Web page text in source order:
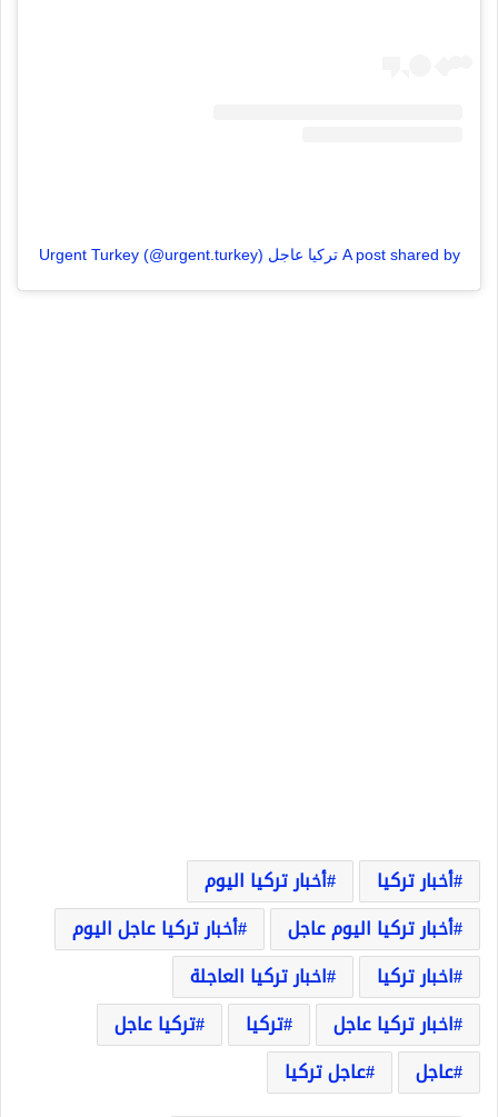
A post shared by تركيا عاجل Urgent Turkey (@urgent.turkey)
أخبار تركيا
أخبار تركيا اليوم
أخبار تركيا اليوم عاجل
أخبار تركيا عاجل اليوم
اخبار تركيا
اخبار تركيا العاجلة
اخبار تركيا عاجل
تركيا
تركيا عاجل
عاجل
عاجل تركيا